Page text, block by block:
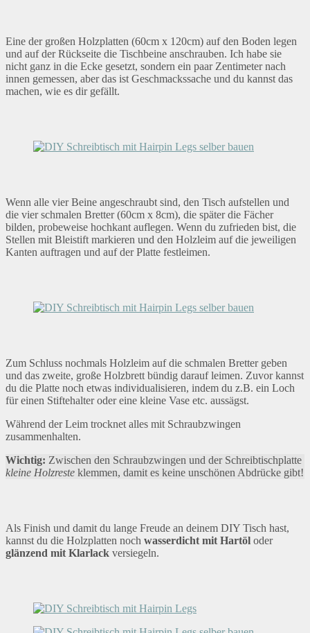
Eine der großen Holzplatten (60cm x 120cm) auf den Boden legen
und auf der Rückseite die Tischbeine anschrauben. Ich habe sie
nicht ganz in die Ecke gesetzt, sondern ein paar Zentimeter nach
innen gemessen, aber das ist Geschmackssache und du kannst das
machen, wie es dir gefällt.
Wenn alle vier Beine angeschraubt sind, den Tisch aufstellen und
die vier schmalen Bretter (60cm x 8cm), die später die Fächer
bilden, probeweise hochkant auflegen. Wenn du zufrieden bist, die
Stellen mit Bleistift markieren und den Holzleim auf die jeweiligen
Kanten auftragen und auf der Platte festleimen.
Zum Schluss nochmals Holzleim auf die schmalen Bretter geben
und das zweite, große Holzbrett bündig darauf leimen. Zuvor kannst
du die Platte noch etwas individualisieren, indem du z.B. ein Loch
für einen Stiftehalter oder eine kleine Vase etc. aussägst.
Während der Leim trocknet alles mit Schraubzwingen
zusammenhalten.
Wichtig: Zwischen den Schraubzwingen und der Schreibtischplatte
kleine Holzreste klemmen, damit es keine unschönen Abdrücke gibt!
Als Finish und damit du lange Freude an deinem DIY Tisch hast,
kannst du die Holzplatten noch wasserdicht mit Hartöl oder
glänzend mit Klarlack versiegeln.